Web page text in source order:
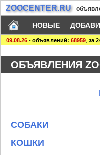
ZOOCENTER.RU
НОВЫЕ
09.08.26 - объявлений: 68959 за
ОБЪЯВЛЕНИЯ
СОБАКИ
КОШКИ